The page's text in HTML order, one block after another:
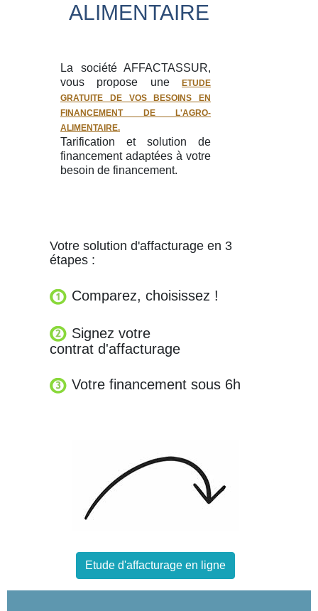
ALIMENTAIRE
La société AFFACTASSUR,
vous propose une
ETUDE
GRATUITE DE VOS BESOINS EN
FINANCEMENT DE L'AGRO-
ALIMENTAIRE.
Tarification et solution de
financement adaptées à votre
besoin de financement.
Votre solution d'affacturage en 3
étapes :
Comparez, choisissez !
Signez votre
contrat d'affacturage
Votre financement sous 6h
Etude d'affacturage en ligne